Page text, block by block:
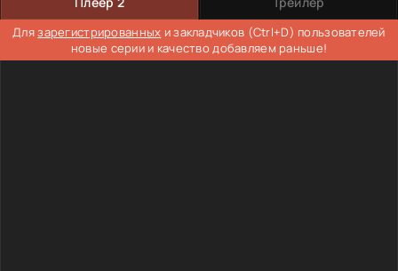
Длязарегистрированных и закладчиков (Ctrl+D) пользователей
новые серии и качество добавляем раньше!